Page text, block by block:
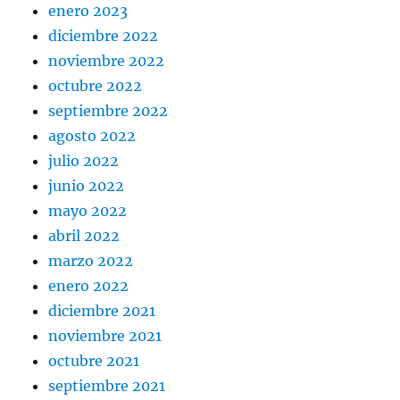
enero 2023
diciembre 2022
noviembre 2022
octubre 2022
septiembre 2022
agosto 2022
julio 2022
junio 2022
mayo 2022
abril 2022
marzo 2022
enero 2022
diciembre 2021
noviembre 2021
octubre 2021
septiembre 2021